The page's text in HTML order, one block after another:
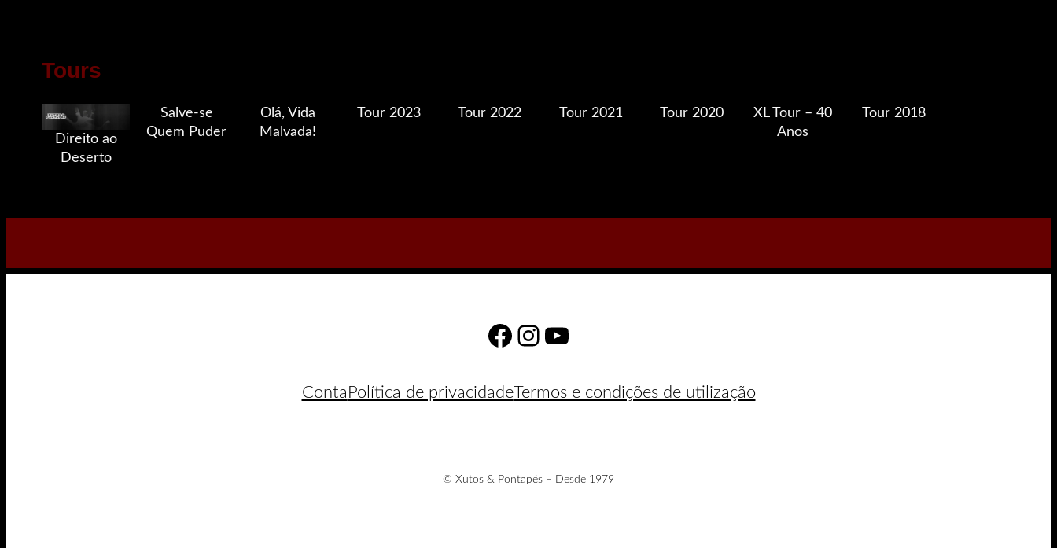
Tours
Direito ao
Deserto
Salve-se
Quem Puder
Olá, Vida
Malvada!
Tour 2023 Tour 2022 Tour 2021 Tour 2020
XL Tour – 40
Anos
Tour 2018
Facebook
Instagram
YouTube
Conta Política de privacidadeTermos e condições de utilização
© Xutos & Pontapés – Desde 1979